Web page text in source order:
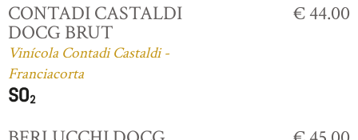
CONTADI CASTALDI
DOCG BRUT
Vinícola Contadi Castaldi -
Franciacorta
€ 44.00